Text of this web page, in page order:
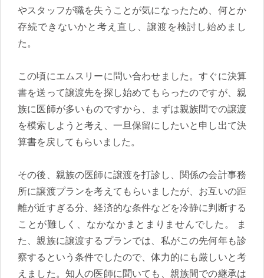
やスタッフが職を失うことが気になったため、何とか
存続できないかと考え直し、譲渡を検討し始めまし
た。
この頃にエムスリーに問い合わせました。すぐに決算
書を送って譲渡先を探し始めてもらったのですが、親
族に医師が多いものですから、まずは親族間での譲渡
を模索しようと考え、一旦保留にしたいと申し出て決
算書を戻してもらいました。
その後、親族の医師に譲渡を打診し、関係の会計事務
所に譲渡プランを考えてもらいましたが、お互いの距
離が近すぎる分、経済的な条件などを冷静に判断する
ことが難しく、なかなかまとまりませんでした。 ま
た、親族に譲渡するプランでは、私がこの先何年も診
察するという条件でしたので、体力的にも厳しいと考
えました。知人の医師に聞いても、親族間での継承は